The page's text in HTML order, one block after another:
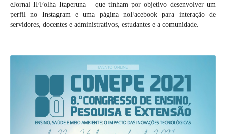
eJornal IFFolha Itaperuna – que tinham por objetivo desenvolver um
perfil no Instagram e uma página noFacebook para interação de
servidores, docentes e administrativos, estudantes e a comunidade.